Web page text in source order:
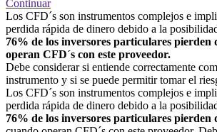
Continuar
Los CFD´s son instrumentos complejos e
perdida rápida de dinero debido a la
76% de los inversores particulares pierden
operan CFD´s con este proveedor.
Debe considerar si entiende correctamente
instrumento y si se puede permitir tomar el
Los CFD´s son instrumentos complejos e
perdida rápida de dinero debido a la
76% de los inversores particulares pierden